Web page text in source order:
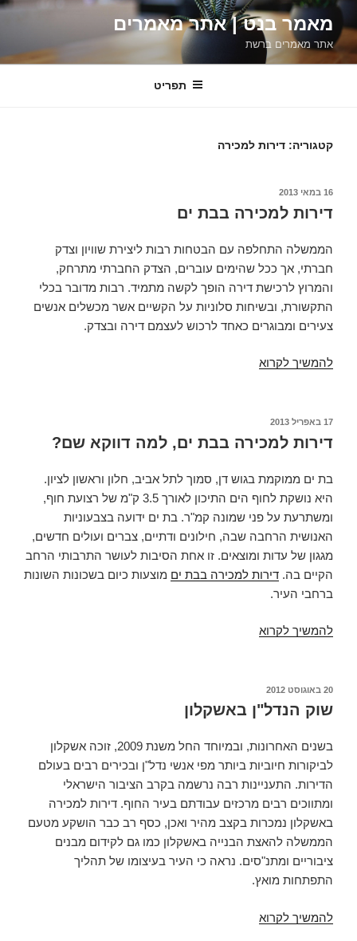
דילוג
לתוכןמאמר בנט | אתר מאמרים
אתר מאמרים ברשת
תפריט
קטגוריה: דירות למכירה
פורסם
16 במאי 2013
דירות למכירה בבת ים
הממשלה התחלפה עם הבטחות רבות ליצירת שוויון וצדק
חברתי, אך ככל שהימים עוברים, הצדק החברתי מתרחק,
והמרוץ לרכישת דירה הופך לקשה מתמיד. רבות מדובר בכלי
התקשורת, ובשיחות סלוניות על הקשיים אשר מכשלים אנשים
צעירים ומבוגרים כאחד לרכוש לעצמם דירה ובצדק.
להמשיך לקרוא
פורסם
17 באפריל 2013
דירות למכירה בבת ים, למה דווקא שם?
בת ים ממוקמת בגוש דן, סמוך לתל אביב, חלון וראשון לציון.
היא נושקת לחוף הים התיכון לאורך 3.5 ק"מ של רצועת חוף,
ומשתרעת על פני שמונה קמ"ר. בת ים ידועה בצבעוניות
האנושית הרחבה שבה, חילונים ודתיים, צברים ועולים חדשים,
מגגון של עדות ומוצאים. זו אחת הסיבות לעושר התרבותי הרחב
הקיים בה. דירות למכירה בבת ים מוצעות כיום בשכונות השונות
ברחבי העיר.
להמשיך לקרוא
למה
שם?
פורסם
20 באוגוסט 2012
שוק הנדל"ן באשקלון
בשנים האחרונות, ובמיוחד החל משנת 2009, זוכה אשקלון
לביקורות חיוביות ביותר מפי אנשי נדל"ן ובכירים רבים בעולם
הדירות. התעניינות רבה נרשמה בקרב הציבור הישראלי
ומתווכים רבים מרכזים עבודתם בעיר החוף. דירות למכירה
באשקלון נמכרות בקצב מהיר ואכן, כסף רב כבר הושקע מטעם
הממשלה להאצת הבנייה באשקלון כמו גם לקידום מבנים
ציבוריים ומתנ"סים. נראה כי העיר בעיצומו של תהליך
התפתחות מואץ.
להמשיך לקרוא